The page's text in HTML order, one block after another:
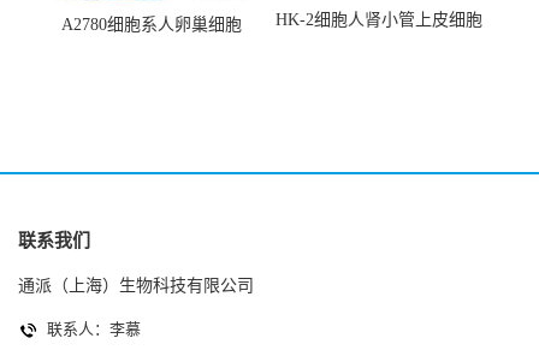
A2780细胞系人卵巢细胞
HK-2细胞人肾小管上皮细胞
联系我们
通派（上海）生物科技有限公司
联系人：李慕